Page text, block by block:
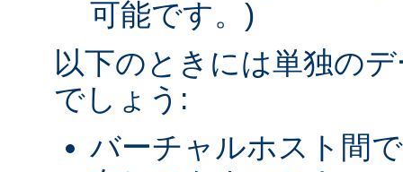
可能です。)
以下のときには単独の
でしょう:
バーチャルホスト間